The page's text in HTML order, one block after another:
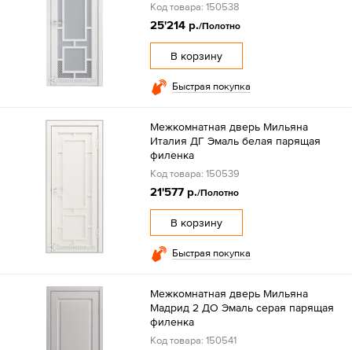
Код товара: 150538
25'214 р./Полотно
В корзину
Быстрая покупка
Межкомнатная дверь Мильяна
Италия ДГ Эмаль белая парящая
филенка
Код товара: 150539
21'577 р./Полотно
В корзину
Быстрая покупка
Межкомнатная дверь Мильяна
Мадрид 2 ДО Эмаль серая парящая
филенка
Код товара: 150541